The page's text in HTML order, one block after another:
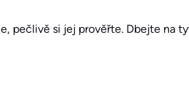
pečlivě si jej prověřte. Dbejte na